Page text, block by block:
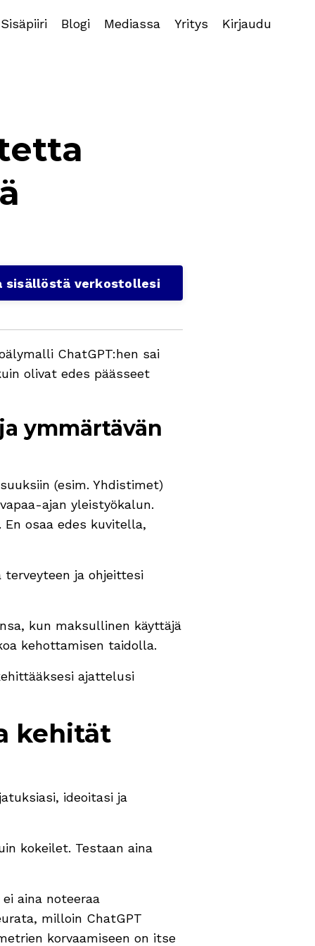
Sisäpiiri Blogi Mediassa Yritys Kirjaudu
sisällöstä verkostollesi
ChatGPT:hen sai
olivat edes päässeet
ymmärtävän
(esim. Yhdistimet)
ajan yleistyökalun.
osaa edes kuvitella,
terveyteen ja ohjeittesi
kun maksullinen käyttäjä
kehottamisen taidolla.
ajattelusi
kehität
ideoitasi ja
kokeilet. Testaan aina
aina noteeraa
milloin ChatGPT
korvaamiseen on itse